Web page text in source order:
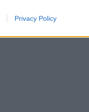
Privacy Policy